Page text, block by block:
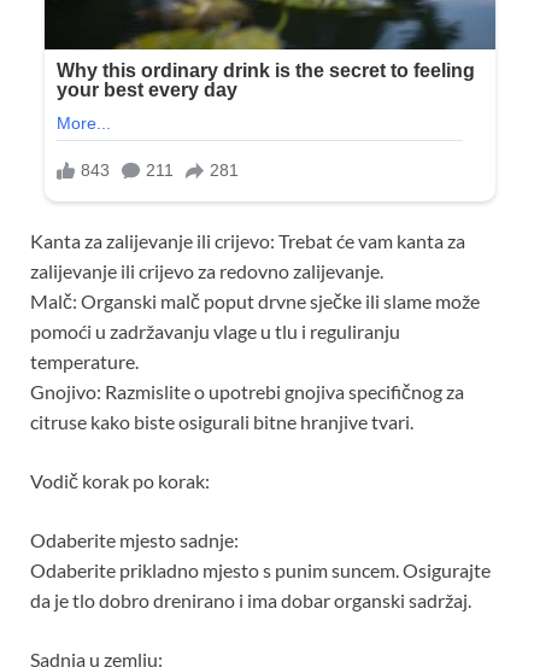
Kanta za zalijevanje ili crijevo: Trebat će vam kanta za
zalijevanje ili crijevo za redovno zalijevanje.
Malč: Organski malč poput drvne sječke ili slame može
pomoći u zadržavanju vlage u tlu i reguliranju
temperature.
Gnojivo: Razmislite o upotrebi gnojiva specifičnog za
citruse kako biste osigurali bitne hranjive tvari.
Vodič korak po korak:
Odaberite mjesto sadnje:
Odaberite prikladno mjesto s punim suncem. Osigurajte
da je tlo dobro drenirano i ima dobar organski sadržaj.
Sadnja u zemlju: